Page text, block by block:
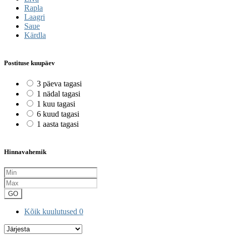
Rapla
Laagri
Saue
Kärdla
Postituse kuupäev
3 päeva tagasi
1 nädal tagasi
1 kuu tagasi
6 kuud tagasi
1 aasta tagasi
Hinnavahemik
GO
Kõik kuulutused 0